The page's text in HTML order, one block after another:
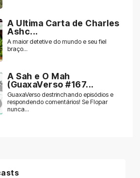
A Ultima Carta de Charles
Ashc...
A maior detetive do mundo e seu fiel
braço...
A Sah e O Mah
(GuaxaVerso #167...
GuaxaVerso destrinchando episódios e
respondendo comentários! Se Flopar
nunca...